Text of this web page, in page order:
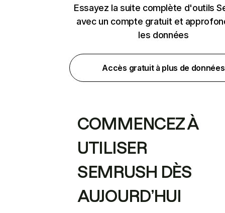
Essayez la suite complète d'outils
avec un compte gratuit et
les données
Accès gratuit à plus de données
COMMENCEZ À
UTILISER
SEMRUSH DÈS
AUJOURD’HUI